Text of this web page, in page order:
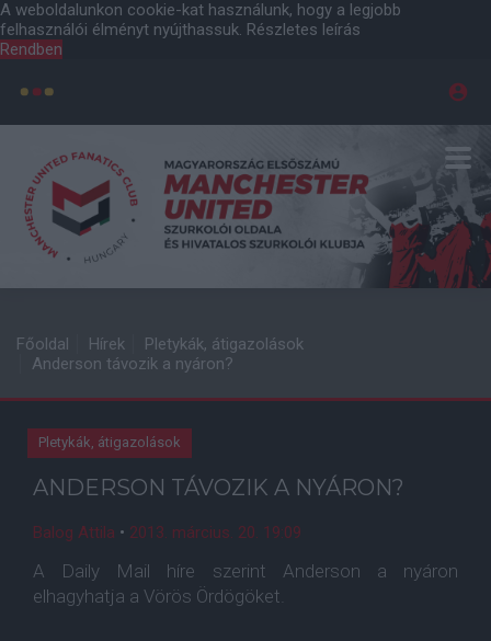
A weboldalunkon cookie-kat használunk, hogy a legjobb
felhasználói élményt nyújthassuk. Részletes leírás
Rendben
Főoldal Hírek
Pletykák, átigazolások
Anderson távozik a nyáron?
Pletykák, átigazolások
ANDERSON TÁVOZIK A NYÁRON?
Balog Attila • 2013. március. 20. 19:09
A Daily Mail híre szerint Anderson a nyáron
elhagyhatja a Vörös Ördögöket.